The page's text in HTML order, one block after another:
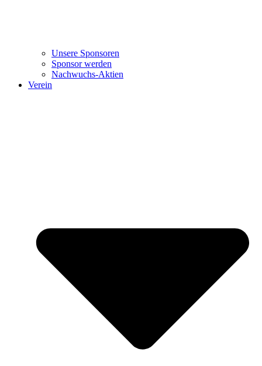
Unsere Sponsoren
Sponsor werden
Nachwuchs-Aktien
Verein